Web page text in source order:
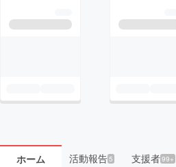
ホーム 活動報告5 支援者99+